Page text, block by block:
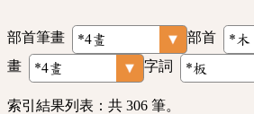
部首筆畫 部首
畫
字詞
索引結果列表：共 306 筆。